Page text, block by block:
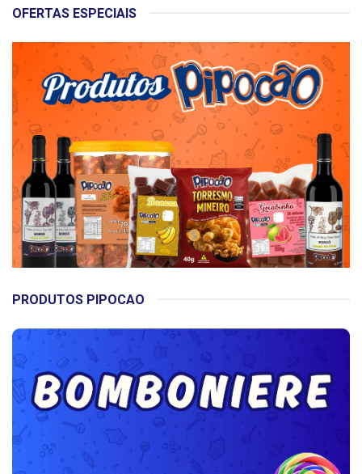
OFERTAS ESPECIAIS
PRODUTOS PIPOCAO